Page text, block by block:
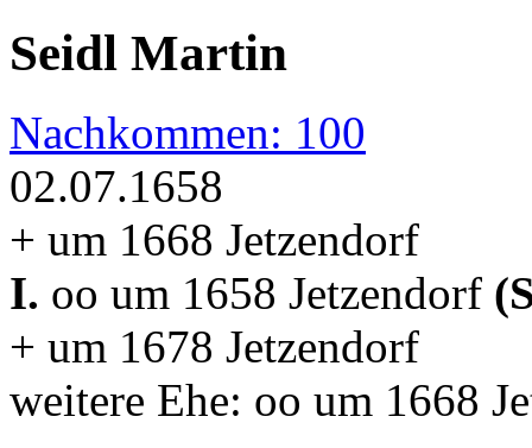
Seidl Martin
Nachkommen: 100
02.07.1658
+ um 1668 Jetzendorf
I. oo um 1658 Jetzendorf
+ um 1678 Jetzendorf
weitere Ehe: oo um 1668